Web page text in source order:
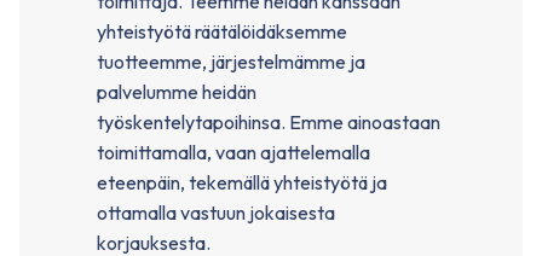
yhteistyötä räätälöidäksemme
tuotteemme, järjestelmämme ja
palvelumme heidän
työskentelytapoihinsa. Emme ainoastaan ​​
toimittamalla, vaan ajattelemalla
eteenpäin, tekemällä yhteistyötä ja
ottamalla vastuun jokaisesta
korjauksesta.